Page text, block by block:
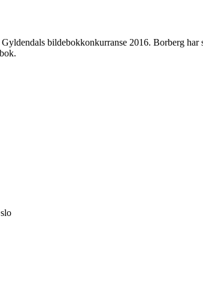
bildebokkonkurranse 2016. Borberg